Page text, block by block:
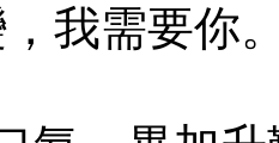
我需要你